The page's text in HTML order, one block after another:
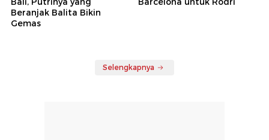
Beranjak Balita Bikin
Gemas
Selengkapnya